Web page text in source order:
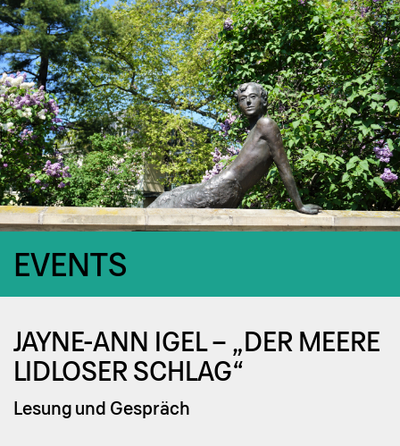
EVENTS
JAYNE-ANN IGEL – „DER MEERE
LID­LO­SER SCHLAG“
Le­sung und Ge­spräch